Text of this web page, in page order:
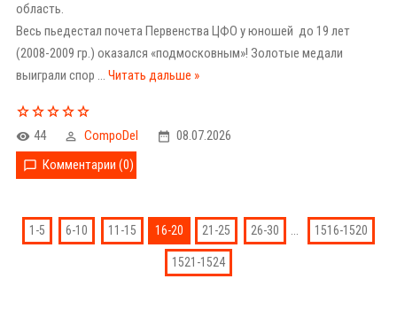
область.
Весь пьедестал почета Первенства ЦФО у юношей до 19 лет
(2008-2009 гр.) оказался «подмосковным»! Золотые медали
выиграли спор ... Читать дальше »
44 CompoDel
08.07.2026
Комментарии (0)
1-5 6-10 11-15 16-20 21-25 26-30 ... 1516-1520
1521-1524